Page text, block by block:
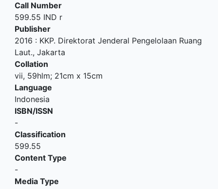
Call Number
599.55 IND r
Publisher
2016 : KKP. Direktorat Jenderal Pengelolaan Ruang
Laut., Jakarta
Collation
vii, 59hlm; 21cm x 15cm
Language
Indonesia
ISBN/ISSN
-
Classification
599.55
Content Type
-
Media Type